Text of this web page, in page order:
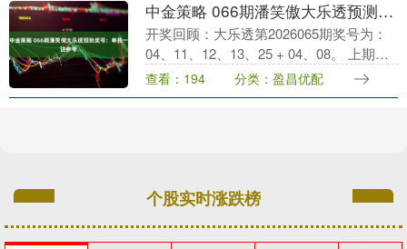
中金策略 066期潘笑傲大乐透预测奖号：单挑一注参考
开奖回顾：大乐透第2026065期奖号为：
04、11、12、13、25 + 04、08。 上期的
奖号：开出2组连号11,12,13，开出1枚重
号13，三区比为3....
查看：194 分类：盈昌优配
个股实时涨跌榜